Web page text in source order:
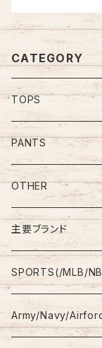
グルステッチ アメリ
ロ 古着
CATEGORY
TOPS
Tee
S/L Tee
Polo Shirt
Shirt
L/S
S/S
Sweatshirt
Hoodie
PANTS
Jeans/Denim
Work Pants
Shorts
OTHER
主要ブランド
adidas
Champion
SPORTS(/MLB/
Army/Navy/